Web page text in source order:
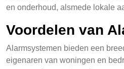
en onderhoud, alsmede lokale
Voordelen van
Alarmsystemen bieden een
eigenaren van woningen en